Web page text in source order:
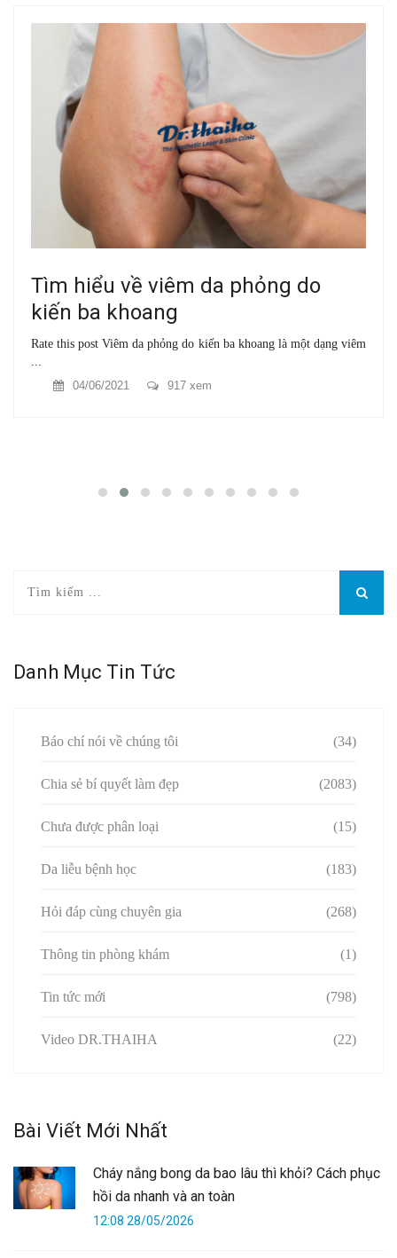
Tìm hiểu về viêm da phỏng do
kiến ba khoang
Rate this post Viêm da phỏng do kiến ba khoang là một dạng viêm
...
04/06/2021
917 xem
Danh Mục Tin Tức
Báo chí nói về chúng tôi (34)
Chia sẻ bí quyết làm đẹp (2083)
Chưa được phân loại (15)
Da liễu bệnh học (183)
Hỏi đáp cùng chuyên gia (268)
Thông tin phòng khám (1)
Tin tức mới (798)
Video DR.THAIHA (22)
Bài Viết Mới Nhất
Cháy nắng bong da bao lâu thì khỏi? Cách phục
hồi da nhanh và an toàn
12:08 28/05/2026